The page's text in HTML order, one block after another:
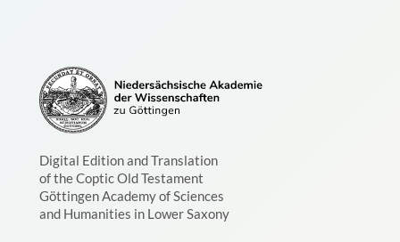
Digital Edition and Translation
of the Coptic Old Testament
Göttingen Academy of Sciences
and Humanities in Lower Saxony